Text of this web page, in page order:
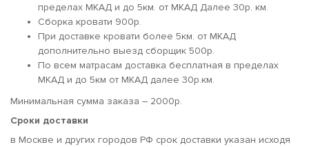
пределах МКАД и до 5км. от МКАД Далее 30р. км.
Сборка кровати 900р.
При доставке кровати более 5км. от МКАД
дополнительно выезд сборщик 500р.
По всем матрасам доставка бесплатная в пределах
МКАД и до 5км от МКАД далее 30р.км.
Минимальная сумма заказа – 2000р.
Сроки доставки
в Москве и других городов РФ срок доставки указан исходя